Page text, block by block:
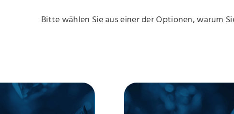
Bitte wählen Sie aus einer der Optionen, warum